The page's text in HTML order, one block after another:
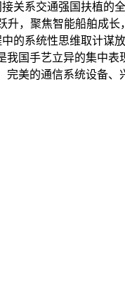
关系交通强国扶植的
，聚焦智能船舶成
的系统性思维取计谋
国手艺立异的集中
美的通信系统设备